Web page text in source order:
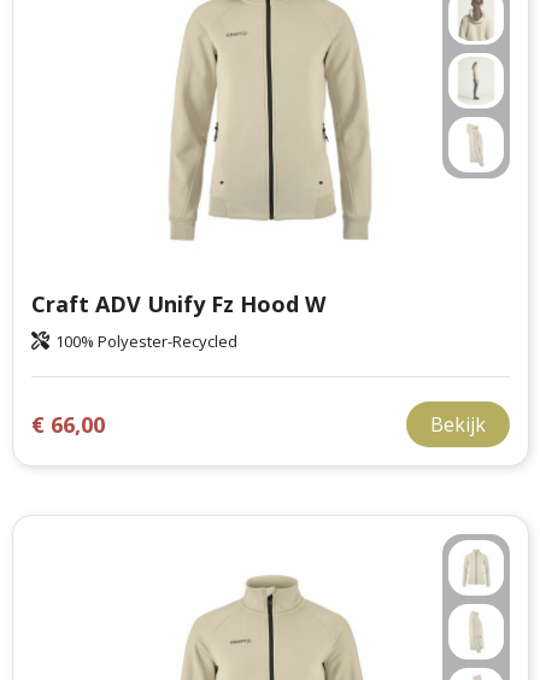
Craft ADV Unify Fz Hood W
100% Polyester-Recycled
€ 66,00 Bekijk